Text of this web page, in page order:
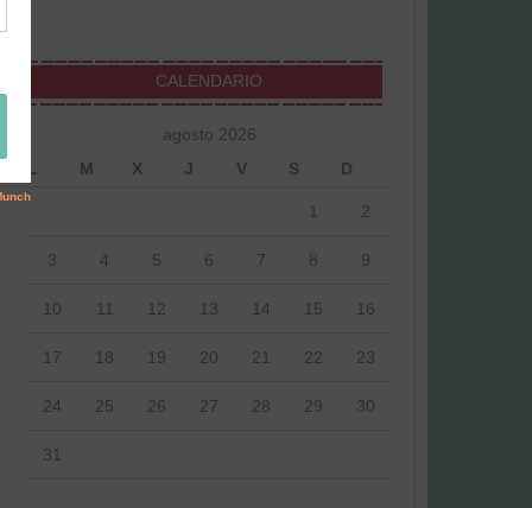
CALENDARIO
agosto 2026
M X J V S D
1 2
3 4 5 6 7 8 9
10 11 12 13 14 15 16
17 18 19 20 21 22 23
24 25 26 27 28 29 30
31